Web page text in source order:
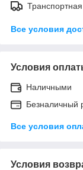
Все условия
Условия
Наличными
Безналичный
Все условия
Условия